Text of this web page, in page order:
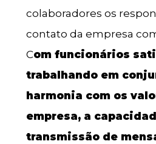
colaboradores os
contato da empresa
Com funcionários
trabalhando em
harmonia com os
empresa, a
transmissão de